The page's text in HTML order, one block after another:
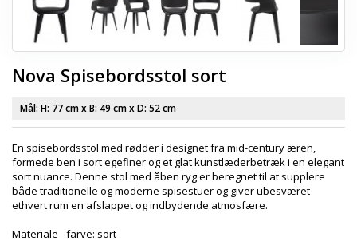
Nova Spisebordsstol sort
Mål: H: 77 cmx B: 49 cmx D: 52 cm
En spisebordsstol med rødder i designet fra mid-century æren,
formede ben i sort egefiner og et glat kunstlæderbetræk i en elegant
sort nuance. Denne stol med åben ryg er beregnet til at supplere
både traditionelle og moderne spisestuer og giver ubesværet
ethvert rum en afslappet og indbydende atmosfære.
Materiale - farve: sort